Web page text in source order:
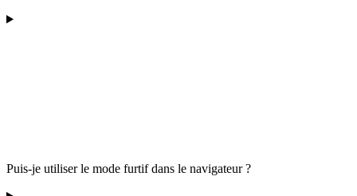
Puis-je utiliser le mode furtif dans le navigateur ?